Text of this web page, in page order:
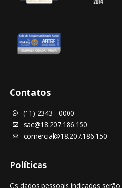
Contatos
 (11) 2343 - 0000
 sac@18.207.186.150
 comercial@18.207.186.150
Políticas
Os dados pessoais indicados